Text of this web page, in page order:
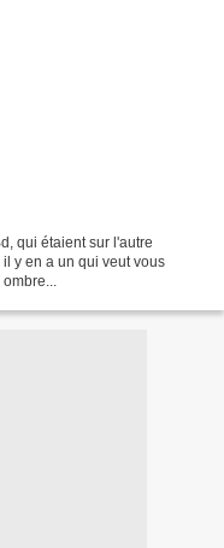
qui étaient sur l'autre
y en a un qui veut vous